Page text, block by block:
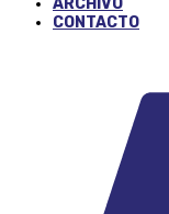
CONTACTO